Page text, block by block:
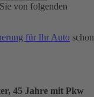
von folgenden
für Ihr Auto schon
45 Jahre mit Pkw